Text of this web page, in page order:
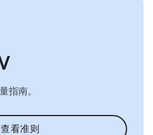
指南。
查看准则